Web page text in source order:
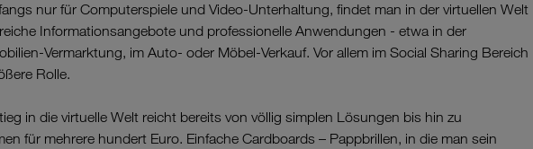
nur für Computerspiele und Video-Unterhaltung, findet man in der virtuellen Welt
Informationsangebote und professionelle Anwendungen - etwa in der
Vermarktung, im Auto- oder Möbel-Verkauf. Vor allem im Social Sharing Bereich
Rolle.
in die virtuelle Welt reicht bereits von völlig simplen Lösungen bis hin zu
für mehrere hundert Euro. Einfache Cardboards – Pappbrillen, in die man sein